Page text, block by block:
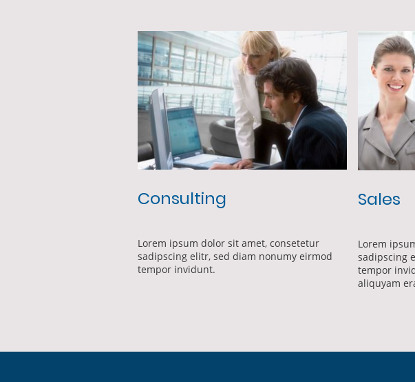
Consulting
Lorem ipsum dolor sit amet, consetetur
sadipscing elitr, sed diam nonumy eirmod
tempor invidunt.
Sales
Lorem
sadipscing
tempor
aliquyam